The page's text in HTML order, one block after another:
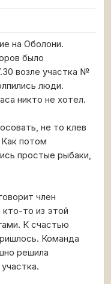
на Оболони.
было
возле участка №
люди.
никто не хотел.
не то клев
потом
простые рыбаки,
член
то из этой
К счастью
Команда
решила